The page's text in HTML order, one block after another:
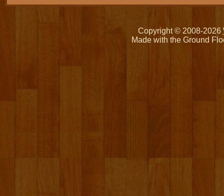
Copyright © 2008-2026
Made with the Ground